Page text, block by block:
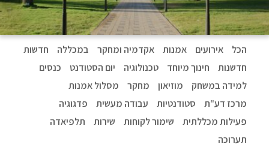
הכל אירועים אמנות אקדמיה ומחקר במכללה
חדשות
חדשנות
חינוך מיוחד טכנולוגיה יום הסטודנט
כנסים
למידה במשחק
מוזיאון מחקר
מסלול אמנות
מרכז דע"ת
סטודנטיות עבודה מעשית
פדגוגיה
פעילות מכללתית
שימור לקוחות שירות
תלפיאדה
תערוכה